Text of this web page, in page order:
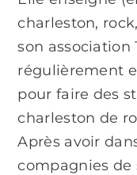
charleston,
son association
régulièrement
pour faire des
charleston de
Après avoir
compagnies de